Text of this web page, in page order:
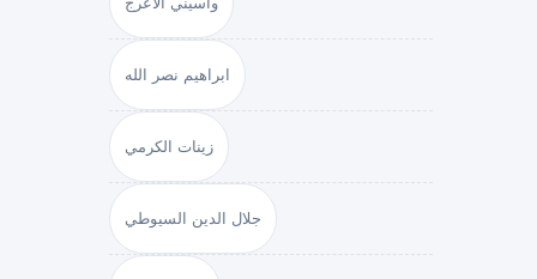
ابراهيم نصر الله
زينات الكرمي
جلال الدين السيوطي